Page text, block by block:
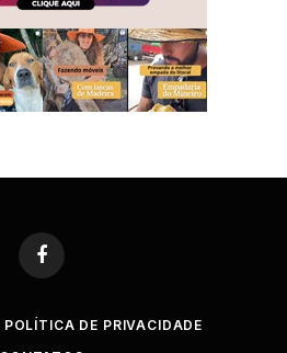
Facebook
POLÍTICA DE PRIVACIDADE